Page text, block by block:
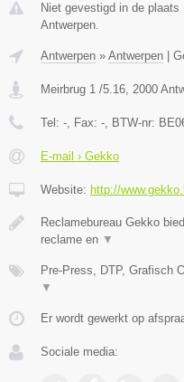
Niet gevestigd in de
Antwerpen.
Antwerpen » Antwerpen
Meirbrug 1 /5.16, 2000
Tel: -, Fax: -, BTW-nr:
E-mail › Gekko
Website: http://
Reclamebureau Gekko
reclame en ▼
Pre-Press, DTP, Grafisch
▼
Er wordt gewerkt op
Sociale media: